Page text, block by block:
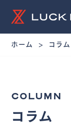
ホーム コラム
COLUMN
コラム